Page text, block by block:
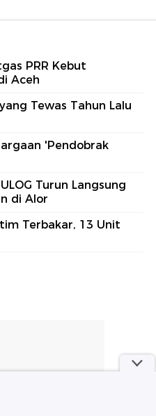
PRR Kebut
Aceh
Tewas Tahun Lalu
'Pendobrak
Turun Langsung
di Alor
Terbakar, 13 Unit